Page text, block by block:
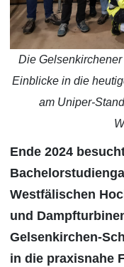
Die
Einblicke in die
am Uniper-
Ende 2024
Westfälischen
und
Gelsenkirchen-
in die praxisnahe